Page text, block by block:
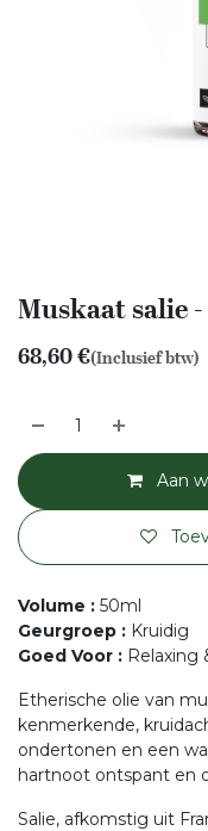
Muskaat salie
68,60€(Inclusief btw)
Aan
Volume : 50ml
Geurgroep : Kruidig
Goed Voor : Relaxing
Etherische olie van
kenmerkende,
ondertonen en een
hartnoot ontspant en
Salie, afkomstig uit